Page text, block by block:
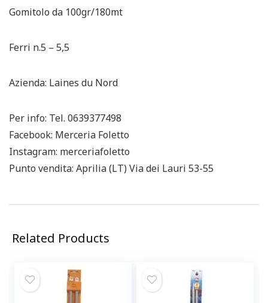
Gomitolo da 100gr/180mt
Ferri n.5 – 5,5
Azienda: Laines du Nord
Per info: Tel. 0639377498
Facebook: Merceria Foletto
Instagram: merceriafoletto
Punto vendita: Aprilia (LT) Via dei Lauri 53-55
Related Products